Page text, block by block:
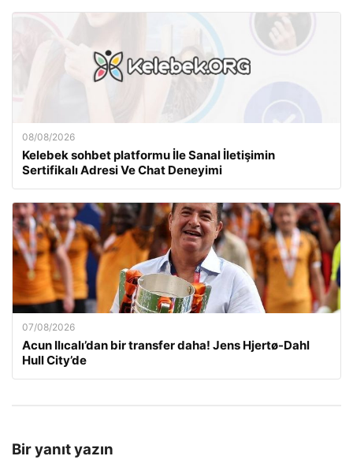
08/08/2026
Kelebek sohbet platformu İle Sanal İletişimin
Sertifikalı Adresi Ve Chat Deneyimi
07/08/2026
Acun Ilıcalı’dan bir transfer daha! Jens Hjertø-Dahl
Hull City’de
Bir yanıt yazın